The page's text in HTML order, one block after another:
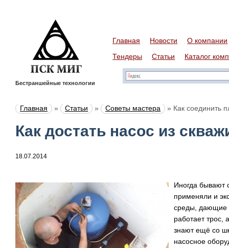
Бестраншейные технологии
Главная Новости
О компании
Тендеры
Статьи Каталог
Главная » Статьи » Советы мастера » Как соединить
Как достать насос из
18.07.2014
Иногда бывают
применяли и
среды, дающие
работает трос,
знают ещё со
насосное